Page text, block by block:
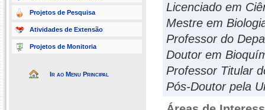
Projetos de Pesquisa
Atividades de Extensão
Projetos de Monitoria
Ir ao Menu Principal
Licenciado em
Mestre em
Professor do
Doutor em
Professor Titular
Pós-Doutor pela